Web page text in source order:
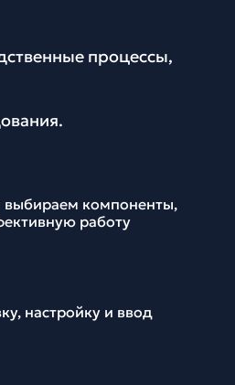
процессы,
выбираем компоненты,
работу
настройку и ввод